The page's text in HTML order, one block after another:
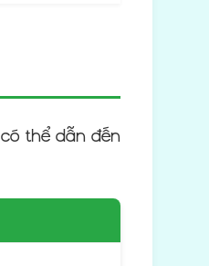
có thể dẫn đến